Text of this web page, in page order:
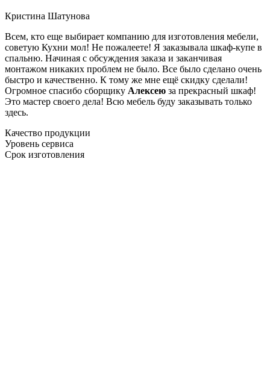
Кристина Шатунова
Всем, кто еще выбирает компанию для изготовления мебели,
советую Кухни мол! Не пожалеете! Я заказывала шкаф-купе в
спальню. Начиная с обсуждения заказа и заканчивая
монтажом никаких проблем не было. Все было сделано очень
быстро и качественно. К тому же мне ещё скидку сделали!
Огромное спасибо сборщику Алексею за прекрасный шкаф!
Это мастер своего дела! Всю мебель буду заказывать только
здесь.
Качество продукции
Уровень сервиса
Срок изготовления